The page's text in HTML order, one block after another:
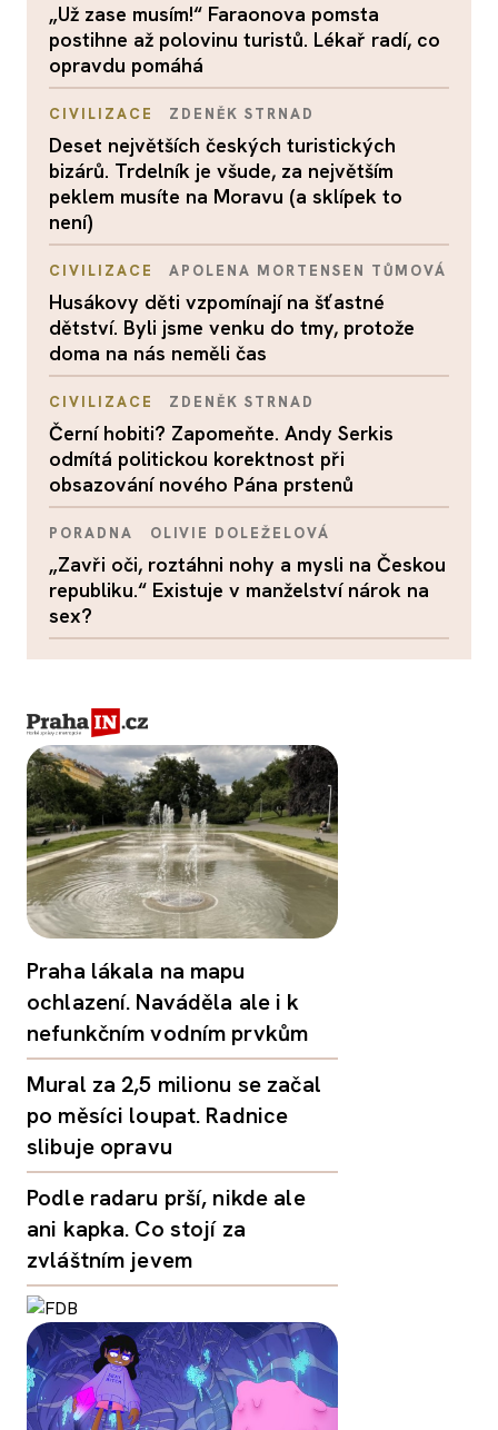
„Už zase musím!“ Faraonova pomsta
postihne až polovinu turistů. Lékař radí, co
opravdu pomáhá
CIVILIZACE ZDENĚK STRNAD
Deset největších českých turistických
bizárů. Trdelník je všude, za největším
peklem musíte na Moravu (a sklípek to
není)
CIVILIZACE APOLENA MORTENSEN TŮMOVÁ
Husákovy děti vzpomínají na šťastné
dětství. Byli jsme venku do tmy, protože
doma na nás neměli čas
CIVILIZACE ZDENĚK STRNAD
Černí hobiti? Zapomeňte. Andy Serkis
odmítá politickou korektnost při
obsazování nového Pána prstenů
PORADNA OLIVIE DOLEŽELOVÁ
„Zavři oči, roztáhni nohy a mysli na Českou
republiku.“ Existuje v manželství nárok na
sex?
Praha lákala na mapu
ochlazení. Naváděla ale i k
nefunkčním vodním prvkům
Mural za 2,5 milionu se začal
po měsíci loupat. Radnice
slibuje opravu
Podle radaru prší, nikde ale
ani kapka. Co stojí za
zvláštním jevem